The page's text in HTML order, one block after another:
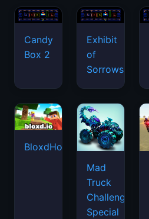
Candy
Box 2
Exhibit
of
Sorrows
BloxdHop.io
Mad
Truck
Challenge
Special